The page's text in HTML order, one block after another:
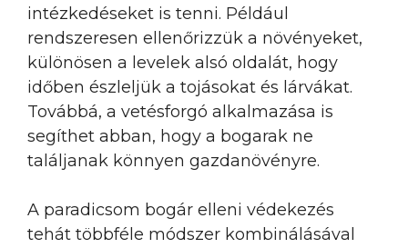
intézkedéseket is tenni. Például
rendszeresen ellenőrizzük a növényeket,
különösen a levelek alsó oldalát, hogy
időben észleljük a tojásokat és lárvákat.
Továbbá, a vetésforgó alkalmazása is
segíthet abban, hogy a bogarak ne
találjanak könnyen gazdanövényre.
A paradicsom bogár elleni védekezés
tehát többféle módszer kombinálásával